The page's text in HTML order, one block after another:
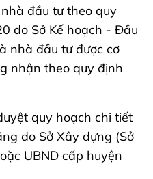
đầu tư theo quy
do Sở Kế hoạch - Đầu
nhà đầu tư được cơ
nhận theo quy định
quy hoạch chi tiết
do Sở Xây dựng (Sở
UBND cấp huyện